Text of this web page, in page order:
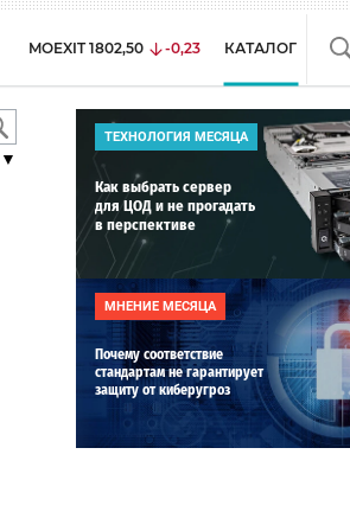
MOEXIT 1802,50 -0,23 КАТАЛОГ
ТЕХНОЛОГИЯ МЕСЯЦА
Как выбрать сервер
для ЦОД и не прогадать
в перспективе
МНЕНИЕ МЕСЯЦА
Почему соответствие
стандартам не гарантирует
защиту от киберугроз